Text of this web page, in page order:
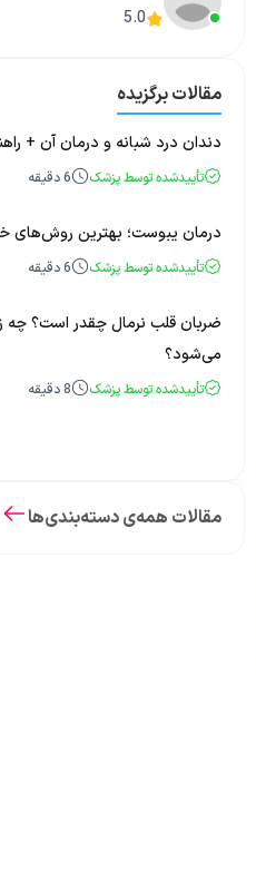
5.0
مقالات برگزیده
دندان درد شبانه و درمان آن +
تأییدشده توسط پزشک 6دقیقه
درمان یبوست؛ بهترین روش‌های
تأییدشده توسط پزشک 6دقیقه
ضربان قلب نرمال چقدر است؟ چه
می‌شود؟
تأییدشده توسط پزشک 8دقیقه
مقالات همه‌ی دسته‌بندی‌ها